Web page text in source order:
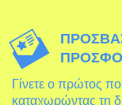
Γίνετε ο πρώτος
καταχωρώντας τη